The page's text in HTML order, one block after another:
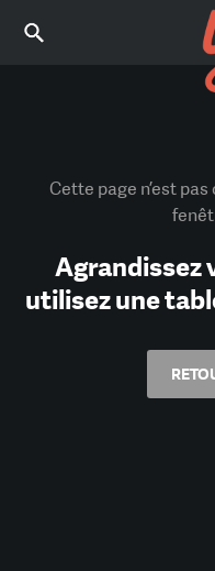
Cette page n’est
Agrandissez
utilisez une